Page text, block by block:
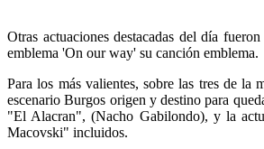
Otras actuaciones destacadas del día
emblema 'On our way' su canción emblema.
Para los más valientes, sobre las tres de
escenario Burgos origen y destino para
"El Alacran", (Nacho Gabilondo), y la
Macovski" incluidos.